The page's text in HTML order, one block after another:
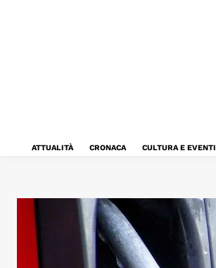
ATTUALITÀ CRONACA CULTURA E EVENTI